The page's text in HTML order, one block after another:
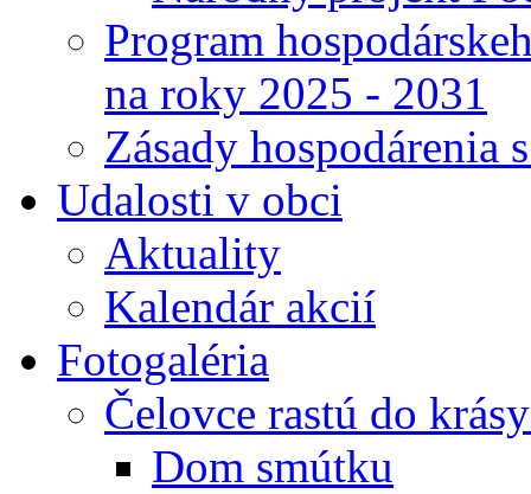
Program
na roky 2025 - 2031
Zásady hospodárenia
Udalosti v obci
Aktuality
Kalendár akcií
Fotogaléria
Čelovce rastú do
Dom smútku